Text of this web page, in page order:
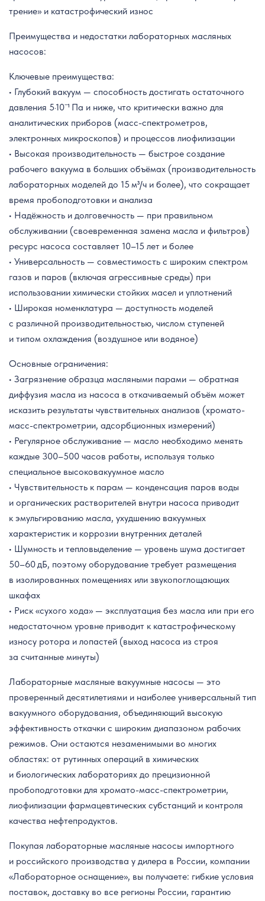
трение» и катастрофический износ
Преимущества и недостатки лабораторных масляных
насосов:
Ключевые преимущества:
• Глубокий вакуум — способность достигать остаточного
давления 5·10⁻¹ Па и ниже, что критически важно для
аналитических приборов (масс-спектрометров,
электронных микроскопов) и процессов лиофилизации
• Высокая производительность — быстрое создание
рабочего вакуума в больших объёмах (производительность
лабораторных моделей до 15 м³/ч и более), что сокращает
время пробоподготовки и анализа
• Надёжность и долговечность — при правильном
обслуживании (своевременная замена масла и фильтров)
ресурс насоса составляет 10–15 лет и более
• Универсальность — совместимость с широким спектром
газов и паров (включая агрессивные среды) при
использовании химически стойких масел и уплотнений
• Широкая номенклатура — доступность моделей
с различной производительностью, числом ступеней
и типом охлаждения (воздушное или водяное)
Основные ограничения:
• Загрязнение образца масляными парами — обратная
диффузия масла из насоса в откачиваемый объём может
исказить результаты чувствительных анализов (хромато-
масс-спектрометрии, адсорбционных измерений)
• Регулярное обслуживание — масло необходимо менять
каждые 300–500 часов работы, используя только
специальное высоковакуумное масло
• Чувствительность к парам — конденсация паров воды
и органических растворителей внутри насоса приводит
к эмульгированию масла, ухудшению вакуумных
характеристик и коррозии внутренних деталей
• Шумность и тепловыделение — уровень шума достигает
50–60 дБ, поэтому оборудование требует размещения
в изолированных помещениях или звукопоглощающих
шкафах
• Риск «сухого хода» — эксплуатация без масла или при его
недостаточном уровне приводит к катастрофическому
износу ротора и лопастей (выход насоса из строя
за считанные минуты)
Лабораторные масляные вакуумные насосы — это
проверенный десятилетиями и наиболее универсальный тип
вакуумного оборудования, объединяющий высокую
эффективность откачки с широким диапазоном рабочих
режимов. Они остаются незаменимыми во многих
областях: от рутинных операций в химических
и биологических лабораториях до прецизионной
пробоподготовки для хромато-масс-спектрометрии,
лиофилизации фармацевтических субстанций и контроля
качества нефтепродуктов.
Покупая лабораторные масляные насосы импортного
и российского производства у дилера в России, компании
«Лабораторное оснащение», вы получаете: гибкие условия
поставок, доставку во все регионы России, гарантию